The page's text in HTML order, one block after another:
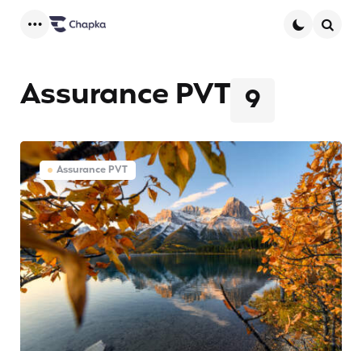
9
Assurance PVT
Assurance PVT